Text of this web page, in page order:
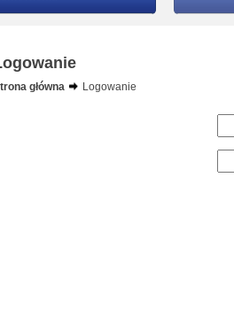
główna
Logowanie